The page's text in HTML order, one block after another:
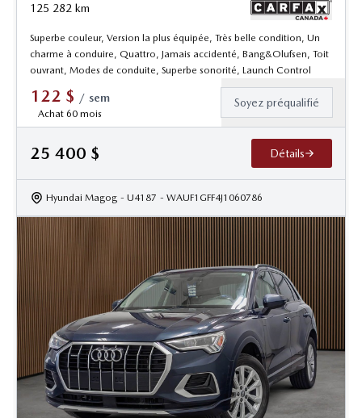
125 282 km
Superbe couleur, Version la plus équipée, Très belle condition, Un
charme à conduire, Quattro, Jamais accidenté, Bang&Olufsen, Toit
ouvrant, Modes de conduite, Superbe sonorité, Launch Control
122 $ / sem
Achat 60 mois
Soyez préqualifié
25 400 $ Détails
Hyundai Magog - U4187 - WAUF1GFF4J1060786